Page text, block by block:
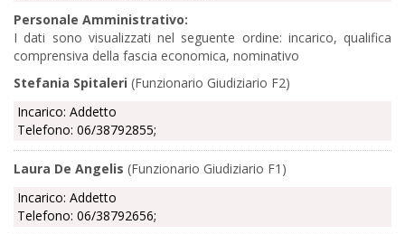
Personale Amministrativo:
I dati sono visualizzati nel seguente ordine: incarico, qualifica
comprensiva della fascia economica, nominativo
Stefania Spitaleri (Funzionario Giudiziario F2)
Incarico: Addetto
Telefono: 06/38792855;
Laura De Angelis (Funzionario Giudiziario F1)
Incarico: Addetto
Telefono: 06/38792656;